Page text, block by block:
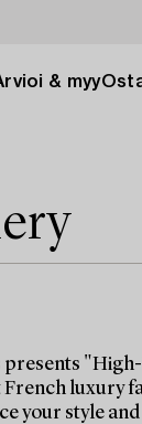
& myy
luxury
your style